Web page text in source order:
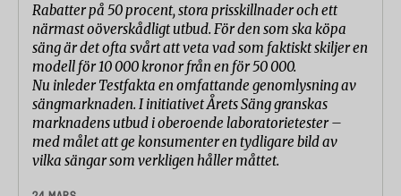
Rabatter på 50 procent, stora prisskillnader och ett
närmast oöverskådligt utbud. För den som ska köpa
säng är det ofta svårt att veta vad som faktiskt skiljer en
modell för 10 000 kronor från en för 50 000.
Nu inleder Testfakta en omfattande genomlysning av
sängmarknaden. I initiativet Årets Säng granskas
marknadens utbud i oberoende laboratorietester –
med målet att ge konsumenter en tydligare bild av
vilka sängar som verkligen håller måttet.